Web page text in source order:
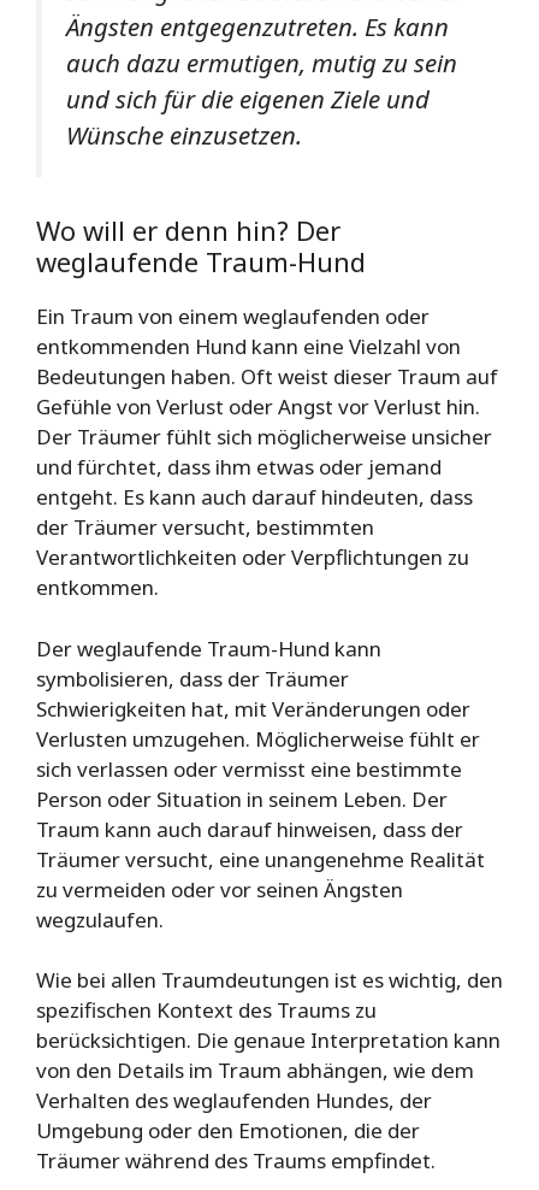
Ängsten entgegenzutreten. Es kann
auch dazu ermutigen, mutig zu sein
und sich für die eigenen Ziele und
Wünsche einzusetzen.
Wo will er denn hin? Der
weglaufende Traum-Hund
Ein Traum von einem weglaufenden oder
entkommenden Hund kann eine Vielzahl von
Bedeutungen haben. Oft weist dieser Traum auf
Gefühle von Verlust oder Angst vor Verlust hin.
Der Träumer fühlt sich möglicherweise unsicher
und fürchtet, dass ihm etwas oder jemand
entgeht. Es kann auch darauf hindeuten, dass
der Träumer versucht, bestimmten
Verantwortlichkeiten oder Verpflichtungen zu
entkommen.
Der weglaufende Traum-Hund kann
symbolisieren, dass der Träumer
Schwierigkeiten hat, mit Veränderungen oder
Verlusten umzugehen. Möglicherweise fühlt er
sich verlassen oder vermisst eine bestimmte
Person oder Situation in seinem Leben. Der
Traum kann auch darauf hinweisen, dass der
Träumer versucht, eine unangenehme Realität
zu vermeiden oder vor seinen Ängsten
wegzulaufen.
Wie bei allen Traumdeutungen ist es wichtig, den
spezifischen Kontext des Traums zu
berücksichtigen. Die genaue Interpretation kann
von den Details im Traum abhängen, wie dem
Verhalten des weglaufenden Hundes, der
Umgebung oder den Emotionen, die der
Träumer während des Traums empfindet.